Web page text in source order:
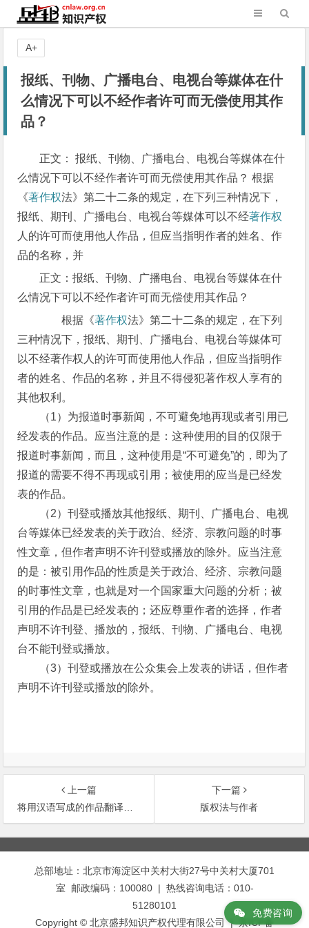
报纸、刊物、广播电台、电视台等媒体在什
么情况下可以不经作者许可而无偿使用其作
品？
正文： 报纸、刊物、广播电台、电视台等媒体在什
么情况下可以不经作者许可而无偿使用其作品？ 根据
《著作权法》第二十二条的规定，在下列三种情况下，
报纸、期刊、广播电台、电视台等媒体可以不经著作权
人的许可而使用他人作品，但应当指明作者的姓名、作
品的名称，并
正文：报纸、刊物、广播电台、电视台等媒体在什
么情况下可以不经作者许可而无偿使用其作品？
根据《著作权法》第二十二条的规定，在下列
三种情况下，报纸、期刊、广播电台、电视台等媒体可
以不经著作权人的许可而使用他人作品，但应当指明作
者的姓名、作品的名称，并且不得侵犯著作权人享有的
其他权利。
（1）为报道时事新闻，不可避免地再现或者引用已
经发表的作品。应当注意的是：这种使用的目的仅限于
报道时事新闻，而且，这种使用是“不可避免”的，即为了
报道的需要不得不再现或引用；被使用的应当是已经发
表的作品。
（2）刊登或播放其他报纸、期刊、广播电台、电视
台等媒体已经发表的关于政治、经济、宗教问题的时事
性文章，但作者声明不许刊登或播放的除外。应当注意
的是：被引用作品的性质是关于政治、经济、宗教问题
的时事性文章，也就是对一个国家重大问题的分析；被
引用的作品是已经发表的；还应尊重作者的选择，作者
声明不许刊登、播放的，报纸、刊物、广播电台、电视
台不能刊登或播放。
（3）刊登或播放在公众集会上发表的讲话，但作者
声明不许刊登或播放的除外。
A+
上一篇
将用汉语写成的作品翻译成少数民族文字作品是否需要付费？
下一篇
版权法与作者
文
章
总部地址：北京市海淀区中关村大街27号中关村大厦701
室 邮政编码：100080 | 热线咨询电话：010-
51280101
Copyright © 北京盛邦知识产权代理有限公司 | 京ICP备
免费咨询